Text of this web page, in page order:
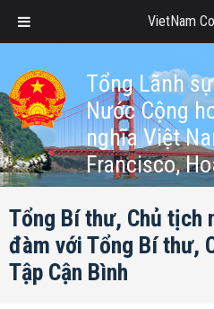
Tổng Lãnh
Nước Cộng
nghĩa Việt
Francisco,
Tổng Bí thư, Chủ tịch
đàm với Tổng Bí thư,
Tập Cận Bình
VietNam